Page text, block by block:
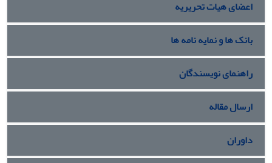
اعضای هیات تحریریه
بانک ها و نمایه نامه ها
راهنمای نویسندگان
ارسال مقاله
داوران